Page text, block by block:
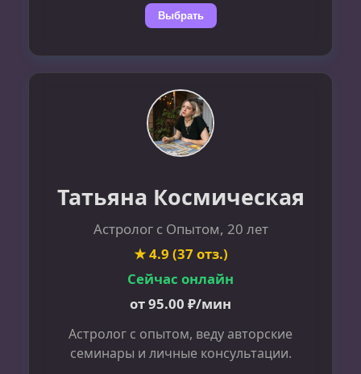
Выбрать
Татьяна Космическая
Астролог с Опытом, 20 лет
★ 4.9 (37 отз.)
Сейчас онлайн
от 95.00 ₽/мин
Астролог с опытом, веду авторские
семинары и личные консультации.